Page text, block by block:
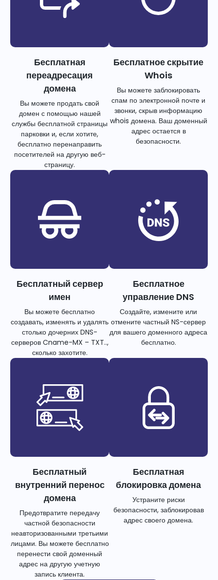
Бесплатная
переадресация
домена
Вы можете продать свой
домен с помощью нашей
службы бесплатной страницы
парковки и, если хотите,
бесплатно перенаправить
посетителей на другую веб-
страницу.
Бесплатное скрытие
Whois
Вы можете заблокировать
спам по электронной почте и
звонки, скрыв информацию
whois домена. Ваш доменный
адрес остается в
безопасности.
Бесплатный сервер
имен
Вы можете бесплатно
создавать, изменять и удалять
столько дочерних DNS-
серверов Cname-MX – TXT..,
сколько захотите.
Бесплатное
управление DNS
Создайте, измените или
отмените частный NS-сервер
для вашего доменного адреса
бесплатно.
Бесплатный
внутренний перенос
домена
Предотвратите передачу
частной безопасности
неавторизованными третьими
лицами. Вы можете бесплатно
перенести свой доменный
адрес на другую учетную
запись клиента.
Бесплатная
блокировка домена
Устраните риски
безопасности, заблокировав
адрес своего домена.